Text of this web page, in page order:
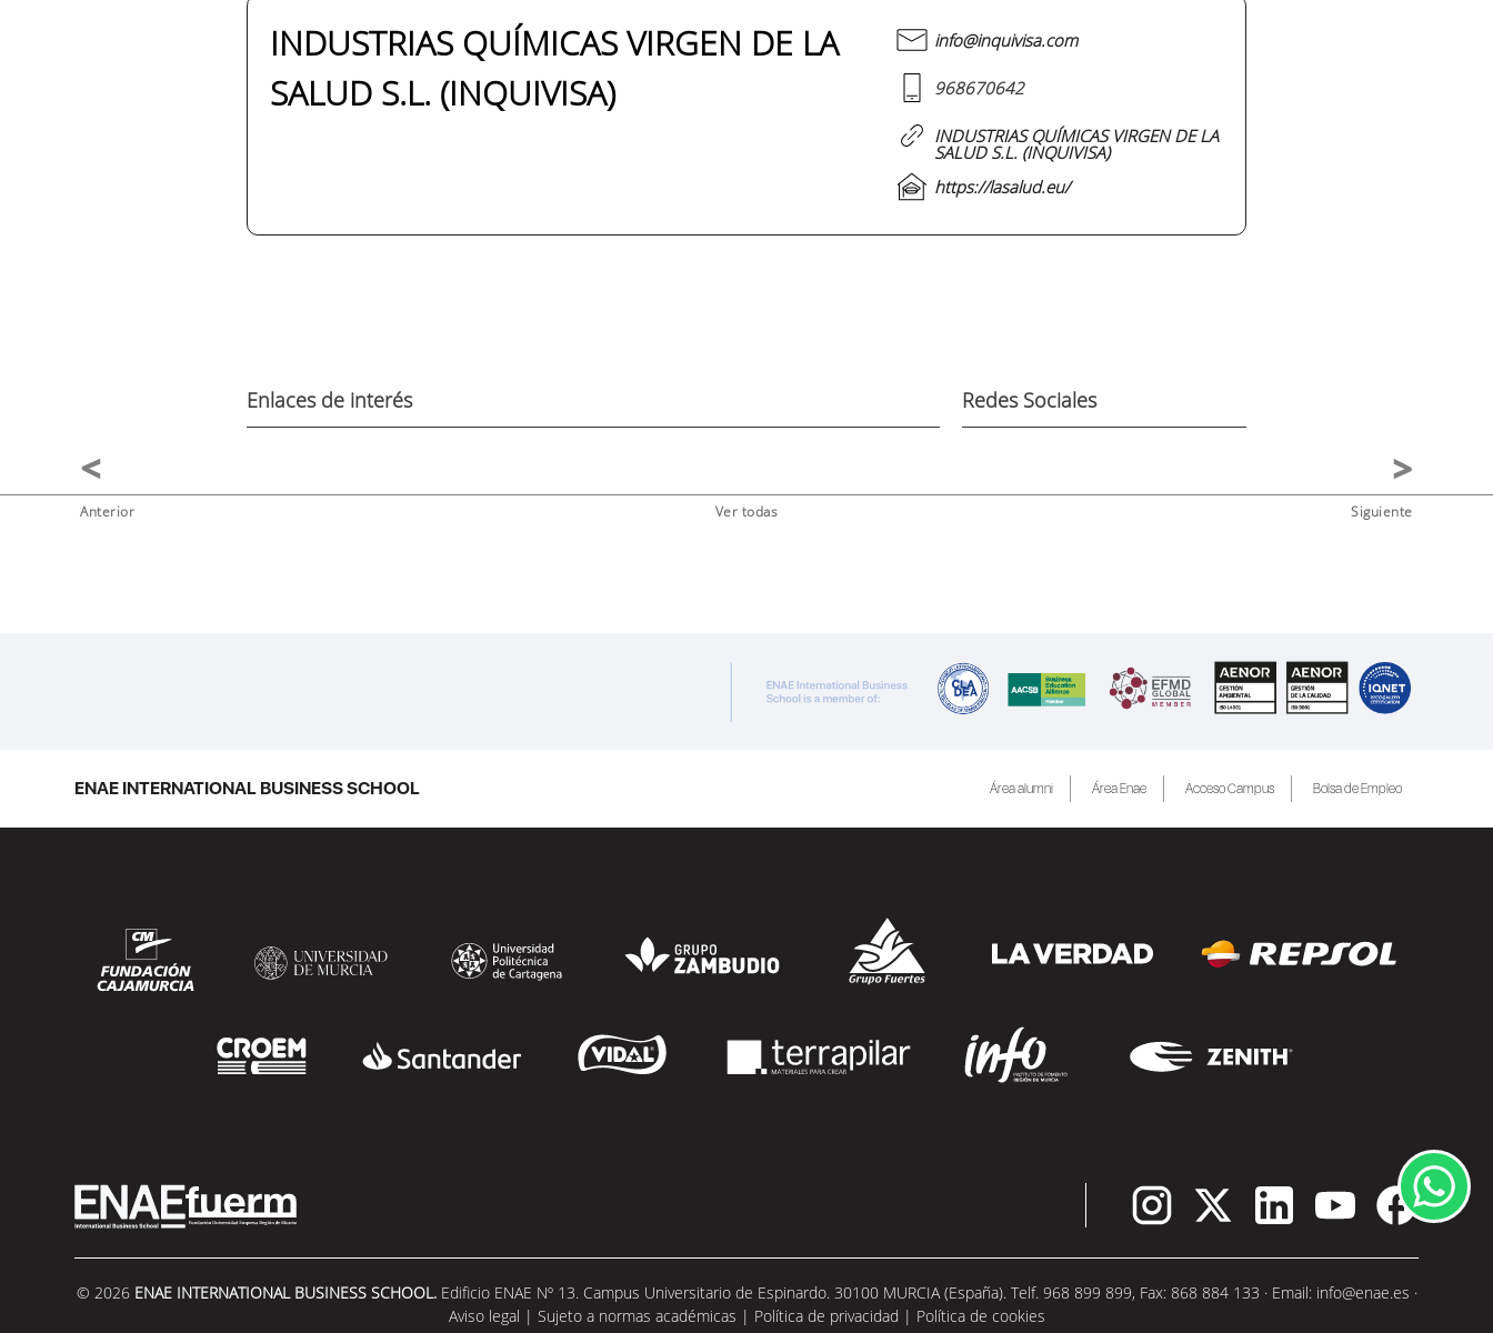
INDUSTRIAS QUÍMICAS VIRGEN DE LA
SALUD S.L. (INQUIVISA)
info@inquivisa.com
968670642
INDUSTRIAS QUÍMICAS VIRGEN DE LA
SALUD S.L. (INQUIVISA)
https://lasalud.eu/
Enlaces de interés Redes Sociales
Anterior Ver todas Siguiente
ENAE INTERNATIONAL BUSINESS SCHOOL Área alumni Área Enae Acceso Campus Bolsa de Empleo
© 2026 ENAE INTERNATIONAL BUSINESS SCHOOL.Edificio ENAE Nº 13. Campus Universitario de Espinardo. 30100 MURCIA (España). Telf. 968 899 899, Fax: 868 884 133 · Email: info@enae.es ·
Aviso legal | Sujeto a normas académicas | Política de privacidad | Política de cookies